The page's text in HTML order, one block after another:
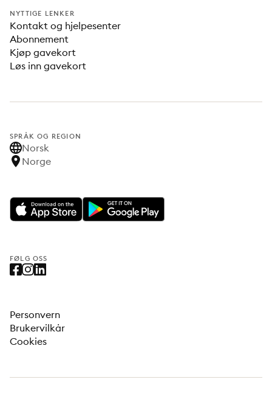
NYTTIGE LENKER
Kontakt og hjelpesenter
Abonnement
Kjøp gavekort
Løs inn gavekort
SPRÅK OG REGION
Norsk
Norge
FØLG OSS
Personvern
Brukervilkår
Cookies